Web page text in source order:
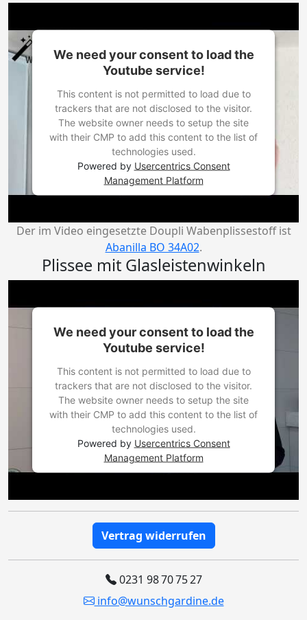
We need your consent to load the
Youtube service!
This content is not permitted to load due to
trackers that are not disclosed to the visitor.
The website owner needs to setup the site
with their CMP to add this content to the list of
technologies used.
Powered by Usercentrics Consent
Management Platform
Der im Video eingesetzte Doupli Wabenplissestoff ist
Abanilla BO 34A02.
Plissee mit Glasleistenwinkeln
We need your consent to load the
Youtube service!
This content is not permitted to load due to
trackers that are not disclosed to the visitor.
The website owner needs to setup the site
with their CMP to add this content to the list of
technologies used.
Powered by Usercentrics Consent
Management Platform
Vertrag widerrufen
0231 98 70 75 27
info@wunschgardine.de